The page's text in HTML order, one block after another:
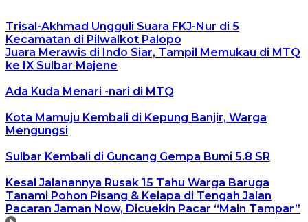
Trisal-Akhmad Ungguli Suara FKJ-Nur di 5
Kecamatan di Pilwalkot Palopo
Juara Merawis di Indo Siar, Tampil Memukau di MTQ
ke IX Sulbar Majene
Ada Kuda Menari -nari di MTQ
Kota Mamuju Kembali di Kepung Banjir, Warga
Mengungsi
Sulbar Kembali di Guncang Gempa Bumi 5.8 SR
Kesal Jalanannya Rusak 15 Tahu Warga Baruga
Tanami Pohon Pisang & Kelapa di Tengah Jalan
Pacaran Jaman Now, Dicuekin Pacar “Main Tampar”